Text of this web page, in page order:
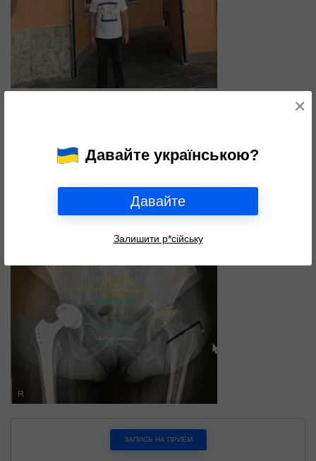
Давайте українською?
Давайте
Залишити р*сійську
×
ЗАПИСЬ НА ПРИЕМ